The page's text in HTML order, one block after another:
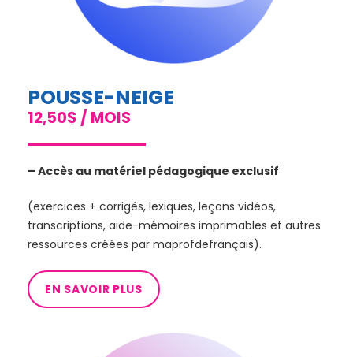
POUSSE-NEIGE
12,50$ / MOIS
– Accès au matériel pédagogique exclusif
(exercices + corrigés, lexiques, leçons vidéos,
transcriptions, aide-mémoires imprimables et autres
ressources créées par maprofdefrançais).
EN SAVOIR PLUS